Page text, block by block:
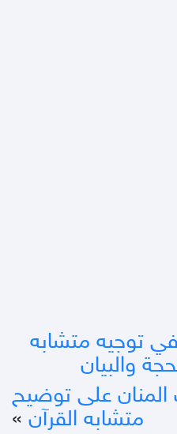
توجيه متشابه
والبيان
المنان على توضيح
متشابه القرآن »